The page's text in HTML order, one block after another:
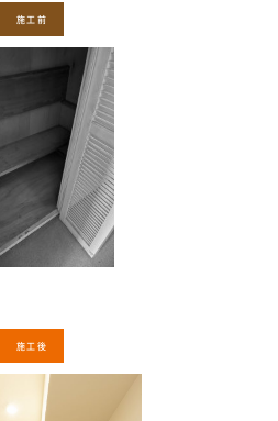
施工前
施工後